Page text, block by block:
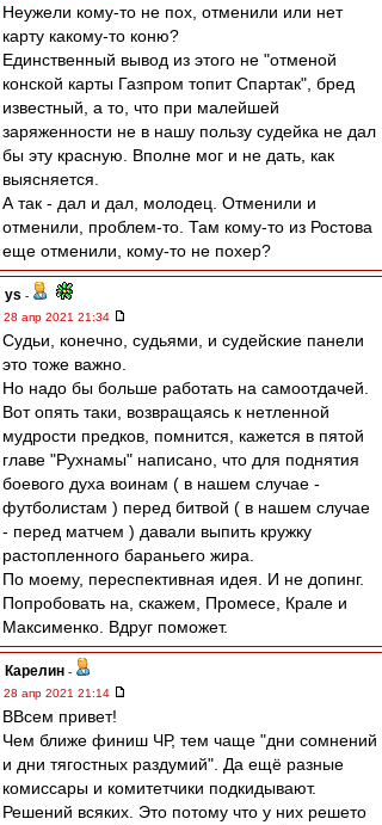
Неужели кому-то не пох, отменили или нет
карту какому-то коню?
Единственный вывод из этого не "отменой
конской карты Газпром топит Спартак", бред
известный, а то, что при малейшей
заряженности не в нашу пользу судейка не дал
бы эту красную. Вполне мог и не дать, как
выясняется.
А так - дал и дал, молодец. Отменили и
отменили, проблем-то. Там кому-то из Ростова
еще отменили, кому-то не похер?
ys -
28 апр 2021 21:34
Судьи, конечно, судьями, и судейские панели
это тоже важно.
Но надо бы больше работать на самоотдачей.
Вот опять таки, возвращаясь к нетленной
мудрости предков, помнится, кажется в пятой
главе "Рухнамы" написано, что для поднятия
боевого духа воинам ( в нашем случае -
футболистам ) перед битвой ( в нашем случае
- перед матчем ) давали выпить кружку
растопленного бараньего жира.
По моему, переспективная идея. И не допинг.
Попробовать на, скажем, Промесе, Крале и
Максименко. Вдруг поможет.
Карелин -
28 апр 2021 21:14
ВВсем привет!
Чем ближе финиш ЧР, тем чаще "дни сомнений
и дни тягостных раздумий". Да ещё разные
комиссары и комитетчики подкидывают.
Решений всяких. Это потому что у них решето